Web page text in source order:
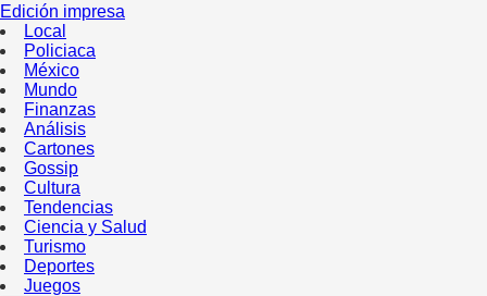
Edición impresa
Local
Policiaca
México
Mundo
Finanzas
Análisis
Cartones
Gossip
Cultura
Tendencias
Ciencia y Salud
Turismo
Deportes
Juegos